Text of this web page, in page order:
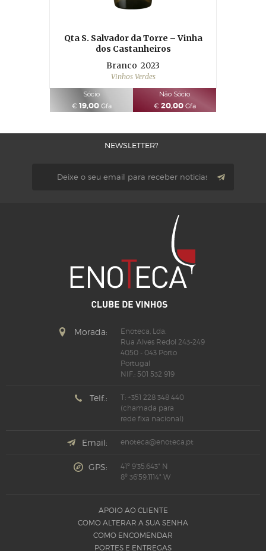
Qta S. Salvador da Torre – Vinha
dos Castanheiros
Branco 2023
Vinhos Verdes
Sócio
€ 19,00 Gfa
Não Sócio
€ 20,00 Gfa
NEWSLETTER?
Morada:
Enoteca, Lda.
Rua Alves Redol 243-249
4050 - 043 Porto
Portugal
NIF.: 501 532 919
Telf.:
T: +351 228 348 440
(chamada para
rede fixa nacional)
Email: enoteca@enoteca.pt
GPS:
41º 9'35.643" N
8º 36'59.1114" W
APOIO AO CLIENTE
COMO ALTERAR A SUA SENHA
COMO ENCOMENDAR
PORTES E ENTREGAS